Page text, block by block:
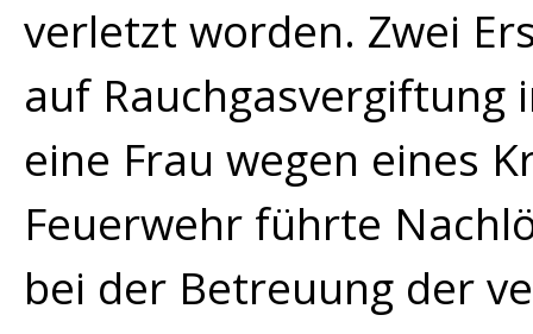
verletzt worden. Zwei
auf Rauchgasvergiftung
eine Frau wegen eines
Feuerwehr führte
bei der Betreuung der